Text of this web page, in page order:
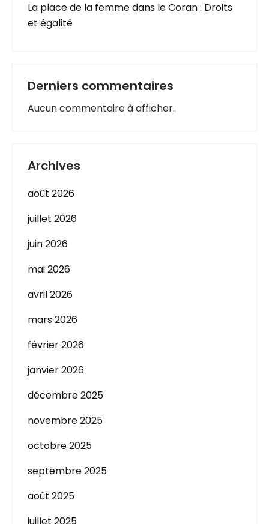
La place de la femme dans le Coran : Droits
et égalité
Derniers commentaires
Aucun commentaire à afficher.
Archives
août 2026
juillet 2026
juin 2026
mai 2026
avril 2026
mars 2026
février 2026
janvier 2026
décembre 2025
novembre 2025
octobre 2025
septembre 2025
août 2025